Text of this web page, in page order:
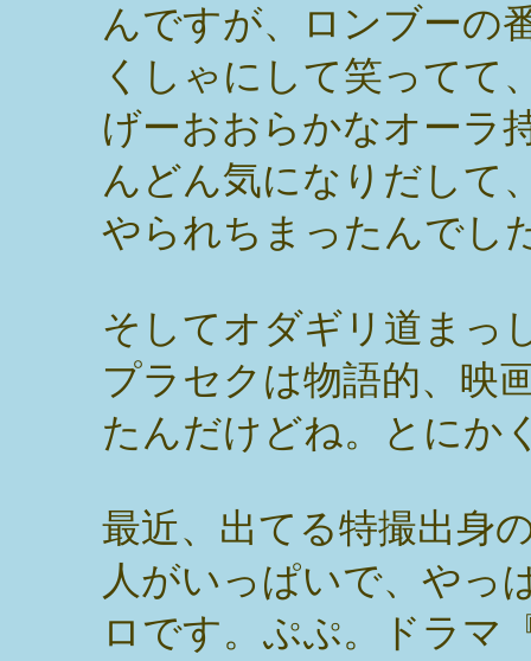
んですが、ロンブーの
くしゃにして笑ってて
げーおおらかなオーラ
んどん気になりだして
やられちまったんでし
そしてオダギリ道まっ
プラセクは物語的、映
たんだけどね。とにか
最近、出てる特撮出身
人がいっぱいで、やっ
ロです。ぷぷ。ドラマ